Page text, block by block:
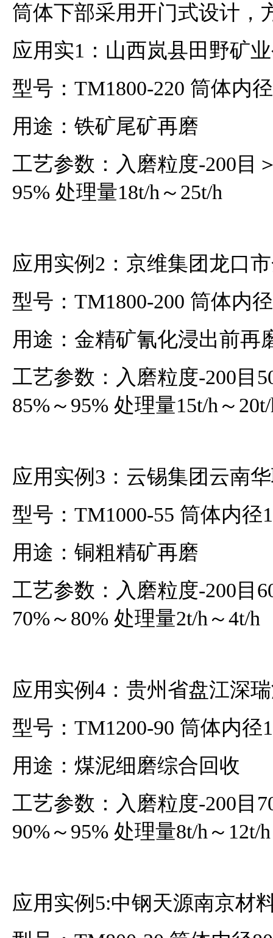
筒体下部采用开门式设计，
应用实1：山西岚县田野矿
型号：TM1800-220 筒体内
用途：铁矿尾矿再磨
工艺参数：入磨粒度-200目
95% 处理量18t/h～25t/h
应用实例2：京维集团龙口
型号：TM1800-200 筒体内
用途：金精矿氰化浸出前再
工艺参数：入磨粒度-200目
85%～95% 处理量15t/h～
应用实例3：云锡集团云南
型号：TM1000-55 筒体内径
用途：铜粗精矿再磨
工艺参数：入磨粒度-200目
70%～80% 处理量2t/h～4t/h
应用实例4：贵州省盘江深
型号：TM1200-90 筒体内径
用途：煤泥细磨综合回收
工艺参数：入磨粒度-200目
90%～95% 处理量8t/h～12t/h
应用实例5:中钢天源南京材